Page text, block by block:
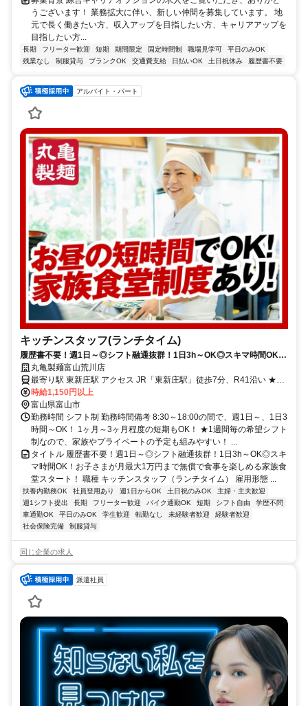
うございます！ 業務拡大に伴い、新しい仲間を募集しています。 地
元で長く働きたい方、収入アップを目指したい方、キャリアアップを
目指したい方...
長期 フリーター歓迎 短期 期間限定 固定時間制 職場見学可
平日のみOK
残業なし
制服貸与 ブランクOK 交通費支給 日払いOK 土日祝休み 履歴書不要
アルバイト・パート
キッチンスタッフ(ランチタイム)
履歴書不要！週1日～◎シフト融通抜群！1日3h～OK◎スキマ時間OK！
お子さまが月最大1万円まで無償で食事を楽しめる家族食堂スタート！
丸亀製麺富山荒川店
最寄り駅 東新庄駅 アクセス JR「東新庄駅」徒歩7分、R41沿い ★
車・バイク通勤OK！ガソリン代も規定支給！ ★自転車通勤も可！
（駐輪場料金は自己負担、店にある場合は利用可）
時給1,150円以上
富山県富山市
勤務時間 シフト制 勤務時間備考 8:30～18:00の間で、週1日～、1日3
時間～OK！ 1ヶ月～3ヶ月程度の短期もOK！ ★1週間毎の希望シフト
制なので、家族やプライベートの予定も組みやすい！ ...
タイトル 履歴書不要！週1日～◎シフト融通抜群！1日3h～OK◎スキ
マ時間OK！お子さまが月最大1万円まで無償で食事を楽しめる家族食
堂スタート！ 職種 キッチンスタッフ（ランチタイム） 雇用形態 ...
扶養内勤務OK 社員登用あり 週1日からOK 土日祝のみOK
主婦・主夫歓迎
週1シフト提出
長期 フリーター歓迎 バイク通勤OK 短期 シフト自由
学歴不問
車通勤OK
平日のみOK 学生歓迎 転勤なし 未経験者歓迎
経験者歓迎
社会保険完備
制服貸与
同じ企業の求人
派遣社員